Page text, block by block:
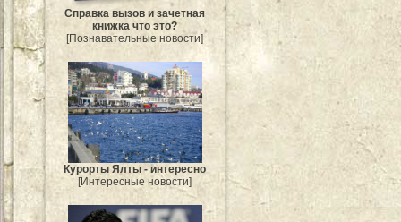
Справка вызов и зачетная
книжка что это?
[Познавательные новости]
Курорты Ялты - интересно
[Интересные новости]